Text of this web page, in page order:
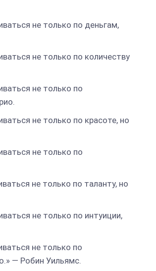
не только по деньгам,
не только по количеству
не только по
не только по красоте, но
не только по
не только по таланту, но
не только по интуиции,
не только по
— Робин Уильямс.